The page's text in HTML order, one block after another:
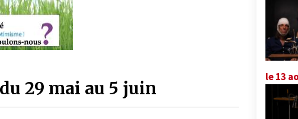
29 mai au 5 juin
le 13